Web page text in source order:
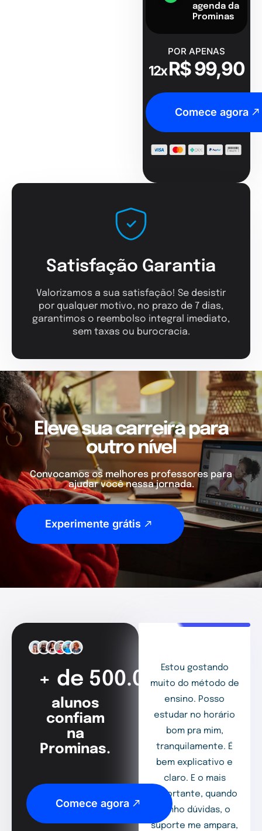
agenda da
Prominas
POR APENAS
12xR$ 99,90
Comece agora
Satisfação Garantia
Valorizamos a sua satisfação! Se desistir
por qualquer motivo, no prazo de 7 dias,
garantimos o reembolso integral imediato,
sem taxas ou burocracia.
Eleve sua carreira para
outro nível
Convocamos os melhores professores para
ajudar você nessa jornada.
Experimente grátis
+ de 500.000
alunos
confiam
na
Prominas.
Comece agora
Estou gostando
muito do método de
ensino. Posso
estudar no horário
bom pra mim,
tranquilamente. É
bem explicativo e
claro. E o mais
importante, quando
tenho dúvidas, o
suporte me ampara,